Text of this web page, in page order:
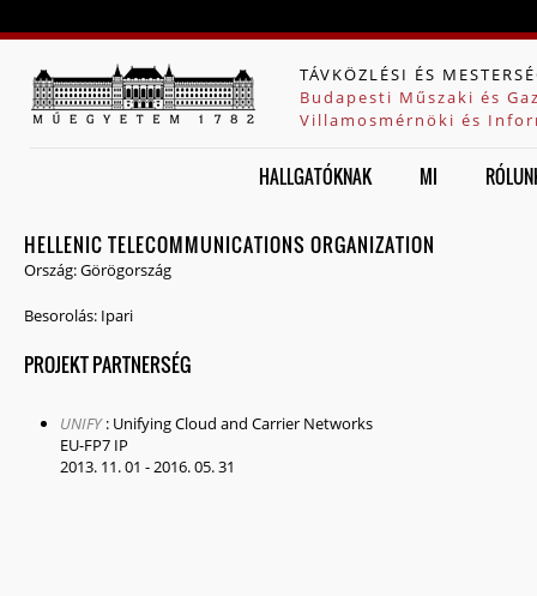
TÁVKÖZLÉSI ÉS
Budapesti Műszaki és
Villamosmérnöki és
HALLGATÓKNAK MI
HELLENIC TELECOMMUNICATIONS ORGANIZATION
Ország:Görögország
Besorolás: Ipari
PROJEKT PARTNERSÉG
UNIFY : Unifying Cloud and Carrier Networks
EU-FP7 IP
2013. 11. 01 - 2016. 05. 31